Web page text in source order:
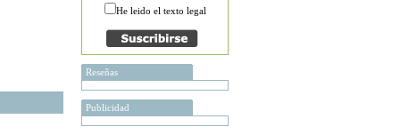
He leido el texto legal
Reseñas
Publicidad